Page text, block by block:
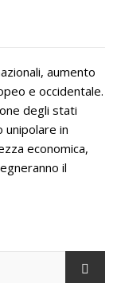
aumento
e occidentale.
degli stati
in
economica,
il